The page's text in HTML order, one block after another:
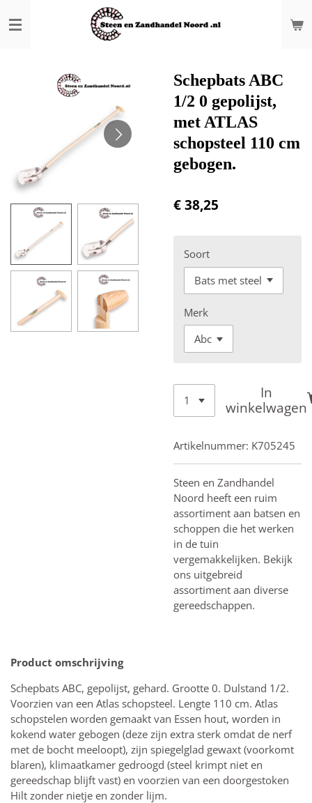
direct
hoofdinhoud
Schepbats ABC
1/2 0 gepolijst,
met ATLAS
schopsteel 110 cm
gebogen.
€ 38,25
Soort
Merk
In
winkelwagen
Artikelnummer: K705245
Steen en Zandhandel
Noord heeft een ruim
assortiment aan batsen en
schoppen die het werken
in de tuin
vergemakkelijken. Bekijk
ons uitgebreid
assortiment aan diverse
gereedschappen.
Product omschrijving
Schepbats ABC, gepolijst, gehard. Grootte 0. Dulstand 1/2.
Voorzien van een Atlas schopsteel. Lengte 110 cm. Atlas
schopstelen worden gemaakt van Essen hout, worden in
kokend water gebogen (deze zijn extra sterk omdat de nerf
met de bocht meeloopt), zijn spiegelglad gewaxt (voorkomt
blaren), klimaatkamer gedroogd (steel krimpt niet en
gereedschap blijft vast) en voorzien van een doorgestoken
Hilt zonder nietje en zonder lijm.